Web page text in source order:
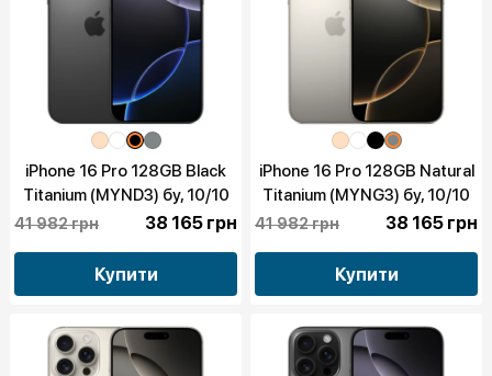
iPhone 16 Pro 128GB Black
Titanium (MYND3) бу, 10/10
41 982 грн 38 165 грн
Купити
iPhone 16 Pro 128GB Natural
Titanium (MYNG3) бу, 10/10
41 982 грн 38 165 грн
Купити